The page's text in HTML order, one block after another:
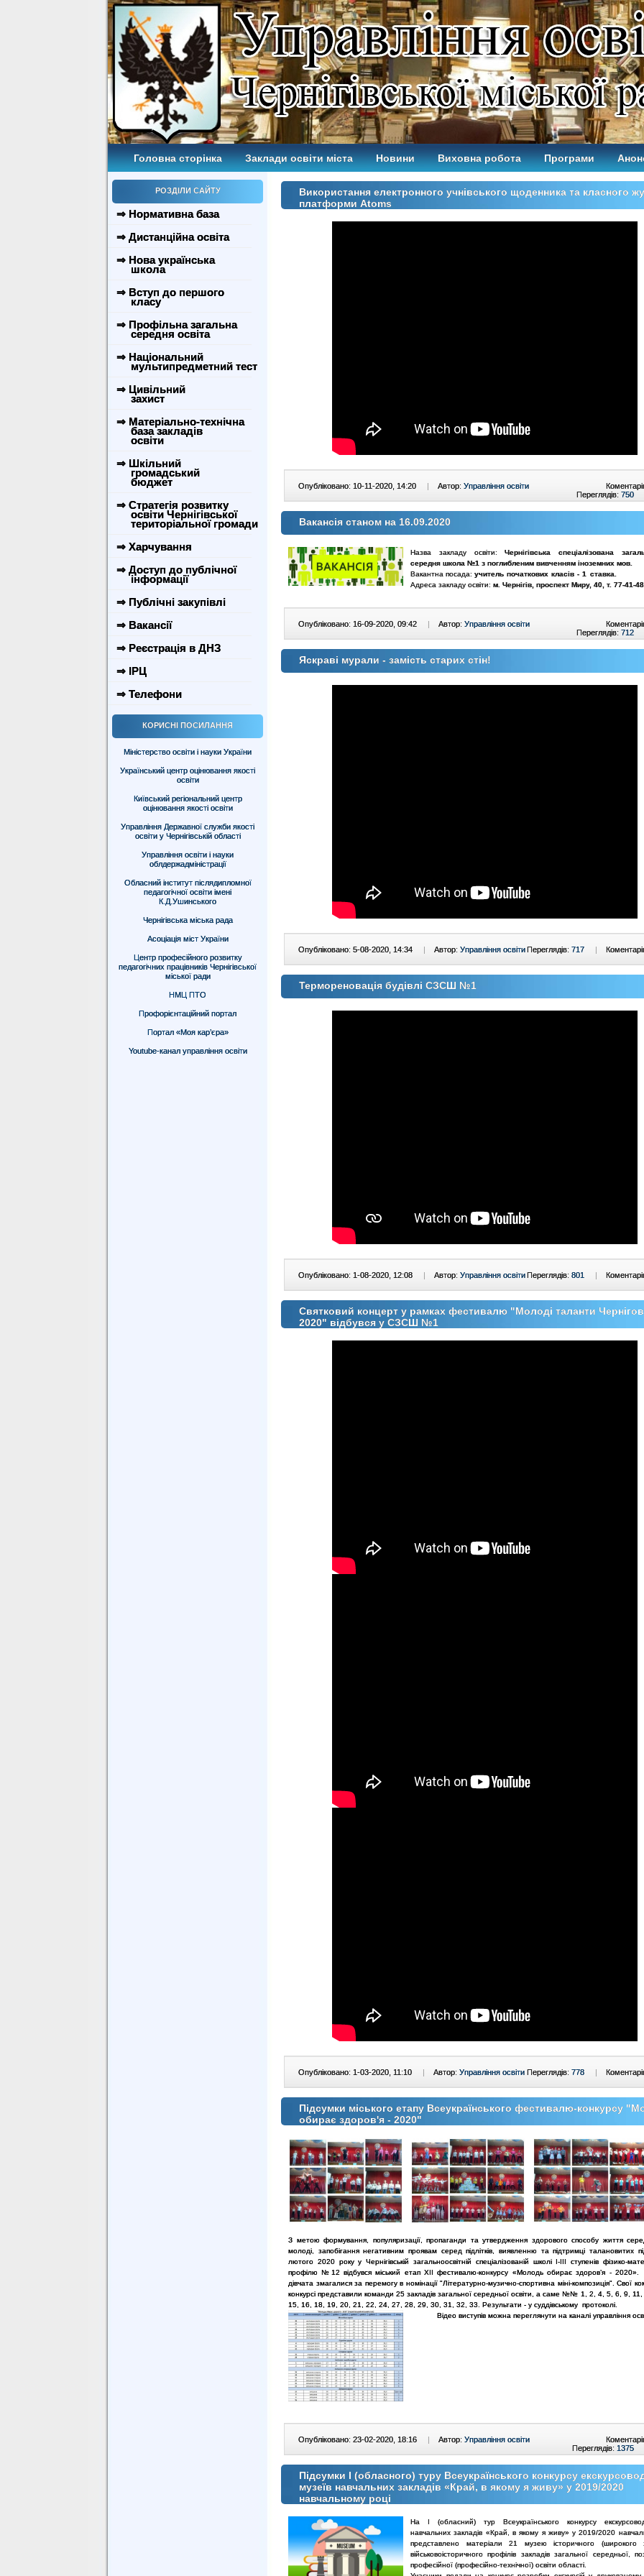
Головна сторінка Заклади освіти міста Новини Виховна робота Програми
РОЗДІЛИ САЙТУ
⇒ Нормативна база
⇒ Дистанційна освіта
⇒ Нова українська
школа
⇒ Вступ до першого
класу
⇒ Профільна загальна
середня освіта
⇒ Національний
мультипредметний тест
⇒ Цивільний
захист
⇒ Матеріально-технічна
база закладів
освіти
⇒ Шкільний
громадський
бюджет
⇒ Стратегія розвитку
освіти Чернігівської
територіальної громади
⇒ Харчування
⇒ Доступ до публічної
інформації
⇒ Публічні закупівлі
⇒ Вакансії
⇒ Реєстрація в ДНЗ
⇒ ІРЦ
⇒ Телефони
КОРИСНІ ПОСИЛАННЯ
Міністерство освіти і науки України
Український центр оцінювання якості
освіти
Київський регіональний центр
оцінювання якості освіти
Управління Державної служби якості
освіти у Чернігівській області
Управління освіти і науки
облдержадміністрації
Обласний інститут післядипломної
педагогічної освіти імені
К.Д.Ушинського
Чернігівська міська рада
Асоціація міст України
Центр професійного розвитку
педагогічних працівників Чернігівської
міської ради
НМЦ ПТО
Профорієнтаційний портал
Портал «Моя кар’єра»
Youtube-канал управління освіти
Використання електронного учнівського щоденника та класного
платформи Atoms
Опубліковано: 10-11-2020, 14:20 | Автор: Управління освіти
Переглядів: 750
Вакансія станом на 16.09.2020
Назва закладу освіти:Чернігівська спеціалізована
середня школа №1 з поглибленим вивченням іноземних мов.
Вакантна посада: учитель початкових класів- 1 ставка.
Адреса закладу освіти: м. Чернігів, проспект Миру, 40, т. 77-41-
Опубліковано: 16-09-2020, 09:42 | Автор: Управління освіти
Переглядів: 712
Яскраві мурали - замість старих стін!
Опубліковано: 5-08-2020, 14:34 | Автор: Управління освітиПереглядів: 717 |
Термореновація будівлі СЗСШ №1
Опубліковано: 1-08-2020, 12:08 | Автор: Управління освітиПереглядів: 801 |
Святковий концерт у рамках фестивалю "Молоді таланти
2020" відбувся у СЗСШ №1
Опубліковано: 1-03-2020, 11:10 | Автор: Управління освіти Переглядів: 778 |
Підсумки міського етапу Всеукраїнського фестивалю-конкурсу
обирає здоров'я - 2020"
З метою формування, популяризації, пропаганди та утвердження здорового способу життя
молоді, запобігання негативним проявам серед підлітків, виявленню та підтримці талановитих
лютого 2020 року у Чернігівській загальноосвітній спеціалізованій школі I-III ступенів фізико-
профілю №12 відбувся міський етап XIІ фестивалю-конкурсу «Молодь обирає здоров’я -
дівчата змагалися за перемогу в номінації "Літературно-музично-спортивна міні-композиція". Свої
конкурсі представили команди 25 закладів загальної середньої освіти, а саме №№ 1, 2, 4, 5, 6, 9,
15, 16, 18, 19, 20, 21, 22, 24, 27, 28, 29, 30, 31, 32, 33. Результати - у суддівському протоколі.
Відео виступів можна переглянути на каналі управління
Опубліковано: 23-02-2020, 18:16 Автор: Управління освіти
Переглядів: 1375
Підсумки І (обласного) туру Всеукраїнського конкурсу
музеїв навчальних закладів «Край, в якому я живу» у 2019/2020
навчальному році
На І (обласний) тур Всеукраїнського конкурсу
навчальних закладів «Край, в якому я живу» у 2019/2020
представлено матеріали 21 музею історичного (широкого
військовоісторичного профілів закладів загальної середньої,
професійної (професійно-технічної) освіти області.